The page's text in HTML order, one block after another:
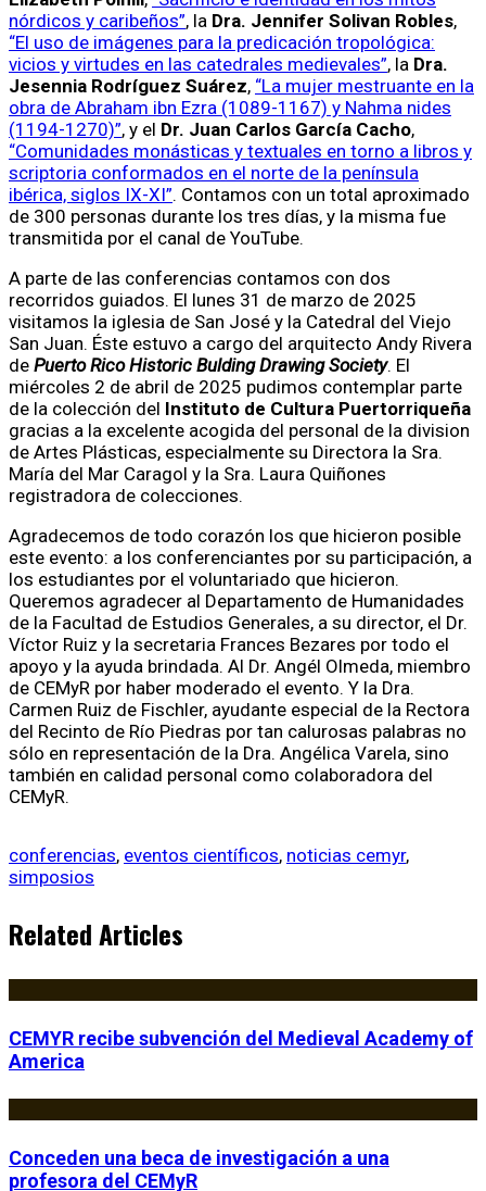
nórdicos y caribeños”, la Dra. Jennifer Solivan Robles,
“El uso de imágenes para la predicación tropológica:
vicios y virtudes en las catedrales medievales”, la Dra.
Jesennia Rodríguez Suárez, “La mujer mestruante en la
obra de Abraham ibn Ezra (1089-1167) y Nahma nides
(1194-1270)”, y el Dr. Juan Carlos García Cacho,
“Comunidades monásticas y textuales en torno a libros y
scriptoria conformados en el norte de la península
ibérica, siglos IX-XI”. Contamos con un total aproximado
de 300 personas durante los tres días, y la misma fue
transmitida por el canal de YouTube.
A parte de las conferencias contamos con dos
recorridos guiados. El lunes 31 de marzo de 2025
visitamos la iglesia de San José y la Catedral del Viejo
San Juan. Éste estuvo a cargo del arquitecto Andy Rivera
de Puerto Rico Historic Bulding Drawing Society. El
miércoles 2 de abril de 2025 pudimos contemplar parte
de la colección del Instituto de Cultura Puertorriqueña
gracias a la excelente acogida del personal de la division
de Artes Plásticas, especialmente su Directora la Sra.
María del Mar Caragol y la Sra. Laura Quiñones
registradora de colecciones.
Agradecemos de todo corazón los que hicieron posible
este evento: a los conferenciantes por su participación, a
los estudiantes por el voluntariado que hicieron.
Queremos agradecer al Departamento de Humanidades
de la Facultad de Estudios Generales, a su director, el Dr.
Víctor Ruiz y la secretaria Frances Bezares por todo el
apoyo y la ayuda brindada. Al Dr. Angél Olmeda, miembro
de CEMyR por haber moderado el evento. Y la Dra.
Carmen Ruiz de Fischler, ayudante especial de la Rectora
del Recinto de Río Piedras por tan calurosas palabras no
sólo en representación de la Dra. Angélica Varela, sino
también en calidad personal como colaboradora del
CEMyR.
conferencias, eventos científicos, noticias cemyr,
simposios
Related Articles
CEMYR recibe subvención del Medieval Academy of
America
Conceden una beca de investigación a una
profesora del CEMyR